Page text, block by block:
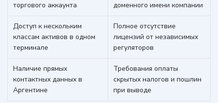
торгового аккаунта
доменного имени компании
Доступ к нескольким
классам активов в одном
терминале
Полное отсутствие
лицензий от независимых
регуляторов
Наличие прямых
контактных данных в
Аргентине
Требования оплаты
скрытых налогов и пошлин
при выводе